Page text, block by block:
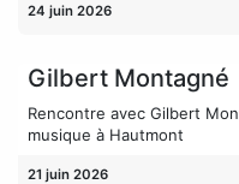
24 juin 2026
Gilbert Montagné
Rencontre avec Gilbert
musique à Hautmont
21 juin 2026